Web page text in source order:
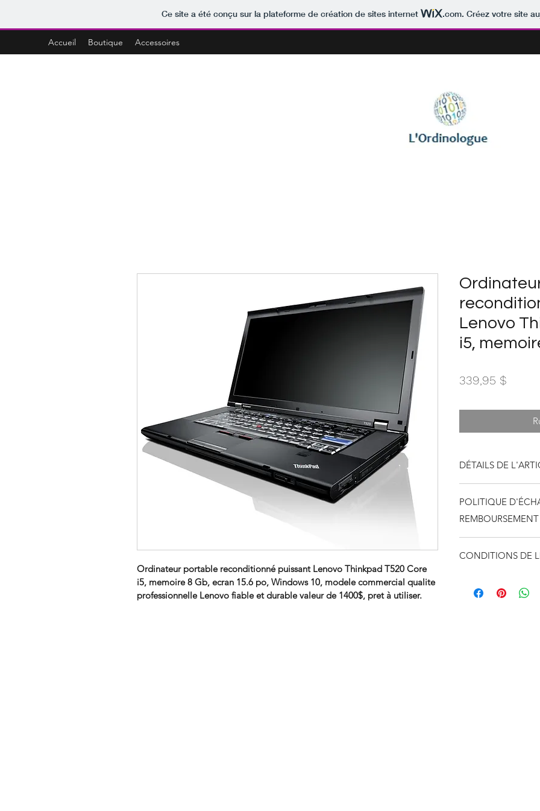
Ce site a été conçu sur la plateforme de création de sites internet .com. Créez votre site
Accueil Boutique Accessoires
Ordinateur portable reconditionné puissant Lenovo Thinkpad T520 Core
i5, memoire 8 Gb, ecran 15.6 po, Windows 10, modele commercial qualite
professionnelle Lenovo fiable et durable valeur de 1400$, pret à utiliser.
Lenovo
i5,
339,95 $
DÉTAILS DE
Thinkpad T520
po, Windows 10,
POLITIQUE
REMBOURSEMENT
CONDITIONS DE